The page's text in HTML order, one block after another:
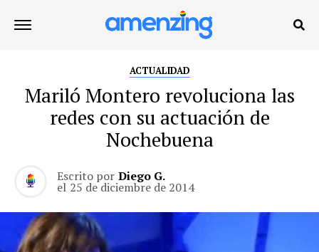
ACTUALIDAD
Mariló Montero revoluciona las
redes con su actuación de
Nochebuena
Escrito por Diego G.
el 25 de diciembre de 2014